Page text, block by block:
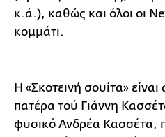
κ.ά.), καθώς και όλοι οι
κομμάτι.
Η «Σκοτεινή σουίτα»
πατέρα τού Γιάννη
φυσικό Ανδρέα Κασσέτα,